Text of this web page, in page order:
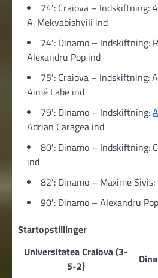
74′: Craiova – Indskiftning:
A. Mekvabishvili ind
74′: Dinamo – Indskiftning:
Alexandru Pop ind
75′: Craiova – Indskiftning:
Aimé Labe ind
79′: Dinamo – Indskiftning:
Adrian Caragea ind
80′: Dinamo – Indskiftning:
ind
82′: Dinamo – Maxime
90′: Dinamo – Alexandru
Startopstillinger
Universitatea Craiova (3-
5-2)